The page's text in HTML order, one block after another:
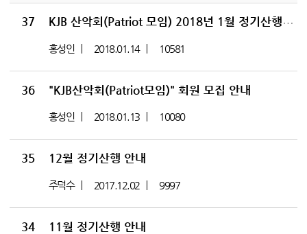
37 KJB 산악회(Patriot 모임) 2018년 1월 정기산행 안내
홍성인 2018.01.14 10581
36 "KJB산악회(Patriot모임)" 회원 모집 안내
홍성인 2018.01.13 10080
35 12월 정기산행 안내
주덕수 2017.12.02 9997
34 11월 정기산행 안내